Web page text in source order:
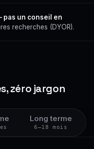
pas un conseil en
recherches (DYOR).
zéro jargon
Long terme
6–18 mois